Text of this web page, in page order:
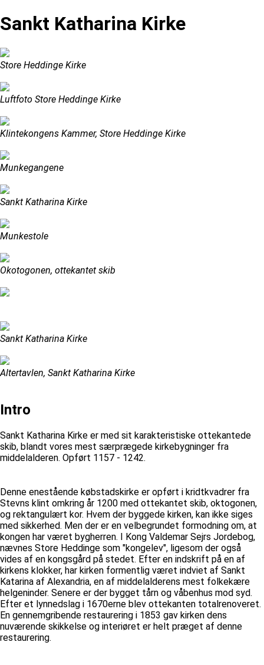
Sankt Katharina Kirke
Store Heddinge Kirke
Luftfoto Store Heddinge Kirke
Klintekongens Kammer, Store Heddinge Kirke
Munkegangene
Sankt Katharina Kirke
Munkestole
Okotogonen, ottekantet skib
Sankt Katharina Kirke
Altertavlen, Sankt Katharina Kirke
Intro
Sankt Katharina Kirke er med sit karakteristiske ottekantede
skib, blandt vores mest særprægede kirkebygninger fra
middelalderen. Opført 1157 - 1242.
Denne enestående købstadskirke er opført i kridtkvadrer fra
Stevns klint omkring år 1200 med ottekantet skib, oktogonen,
og rektangulært kor. Hvem der byggede kirken, kan ikke siges
med sikkerhed. Men der er en velbegrundet formodning om, at
kongen har været bygherren. I Kong Valdemar Sejrs Jordebog,
nævnes Store Heddinge som "kongelev", ligesom der også
vides af en kongsgård på stedet. Efter en indskrift på en af
kirkens klokker, har kirken formentlig været indviet af Sankt
Katarina af Alexandria, en af middelalderens mest folkekære
helgeninder. Senere er der bygget tårn og våbenhus mod syd.
Efter et lynnedslag i 1670erne blev ottekanten totalrenoveret.
En gennemgribende restaurering i 1853 gav kirken dens
nuværende skikkelse og interiøret er helt præget af denne
restaurering.